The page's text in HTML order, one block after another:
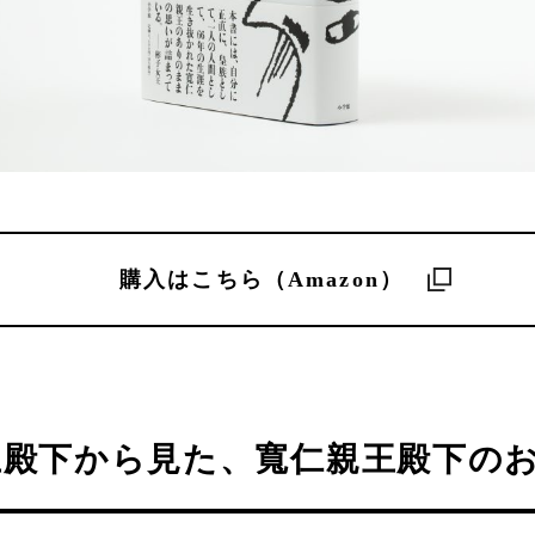
購入はこちら（Amazon）
下から見た、寬仁親王殿下の